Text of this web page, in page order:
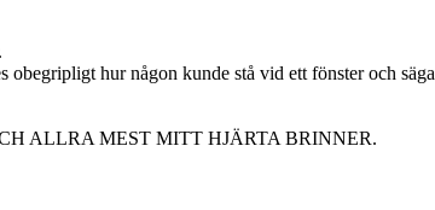
hur någon kunde stå vid ett fönster och säga
ALLRA MEST MITT HJÄRTA BRINNER.